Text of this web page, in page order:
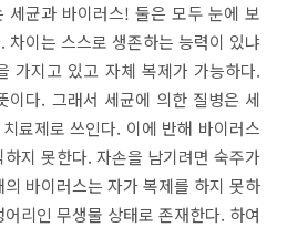
세균과 바이러스! 둘은 모두 눈에 보
차이는 스스로 생존하는 능력이 있냐
가지고 있고 자체 복제가 가능하다.
이다. 그래서 세균에 의한 질병은 세
료제로 쓰인다. 이에 반해 바이러스
지 못한다. 자손을 남기려면 숙주가
바이러스는 자가 복제를 하지 못하
리인 무생물 상태로 존재한다. 하여